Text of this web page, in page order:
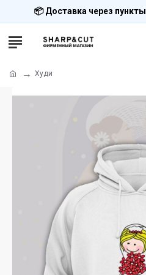
📦 Доставка через пункты
Худи